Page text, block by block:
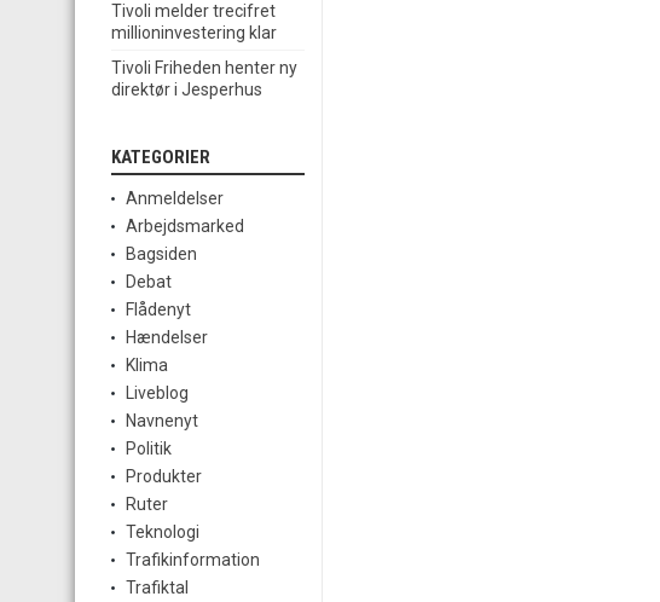
Tivoli melder trecifret
millioninvestering klar
Tivoli Friheden henter ny
direktør i Jesperhus
KATEGORIER
Anmeldelser
Arbejdsmarked
Bagsiden
Debat
Flådenyt
Hændelser
Klima
Liveblog
Navnenyt
Politik
Produkter
Ruter
Teknologi
Trafikinformation
Trafiktal